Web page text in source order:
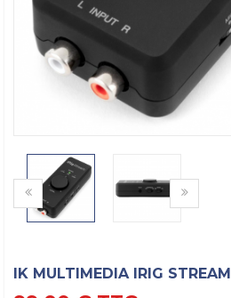
IK MULTIMEDIA IRIG STREAM